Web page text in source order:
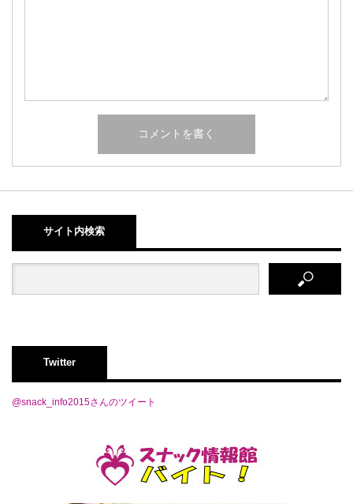
サイト内検索
Twitter
@snack_info2015さんのツイート